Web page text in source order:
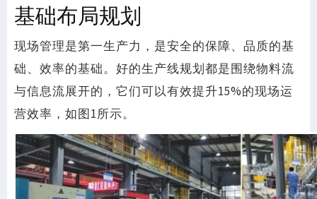
基础布局规划
现场管理是第一生产力，是安全的保障、品质的基
础、效率的基础。好的生产线规划都是围绕物料流
与信息流展开的，它们可以有效提升15%的现场运
营效率，如图1所示。